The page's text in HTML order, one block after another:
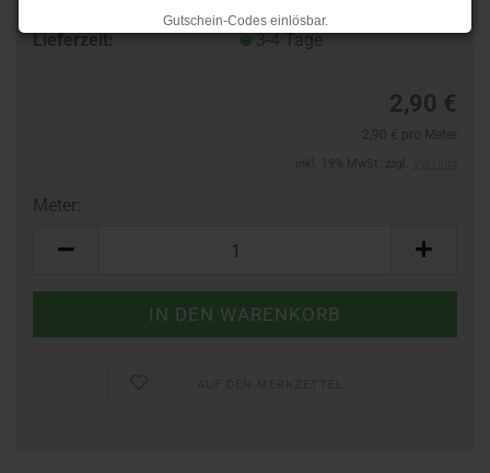
Gutschein-Codes einlösbar.
.
Rückstaus kann es jedoch zu längeren Lieferzeiten kommen.
Lieferzeit:
3-4 Tage
2,90 €
Meter: